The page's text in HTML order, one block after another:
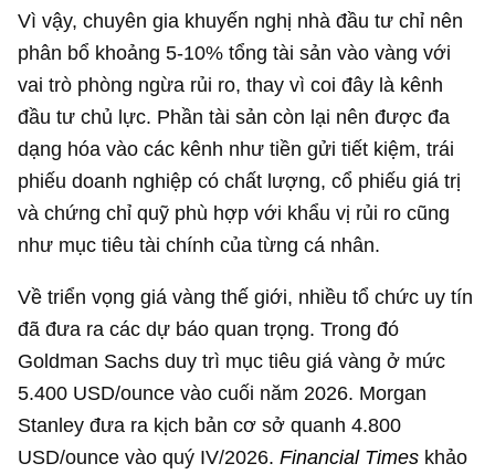
Vì vậy, chuyên gia khuyến nghị nhà đầu tư chỉ nên
phân bổ khoảng 5-10% tổng tài sản vào vàng với
vai trò phòng ngừa rủi ro, thay vì coi đây là kênh
đầu tư chủ lực. Phần tài sản còn lại nên được đa
dạng hóa vào các kênh như tiền gửi tiết kiệm, trái
phiếu doanh nghiệp có chất lượng, cổ phiếu giá trị
và chứng chỉ quỹ phù hợp với khẩu vị rủi ro cũng
như mục tiêu tài chính của từng cá nhân.
Về triển vọng giá vàng thế giới, nhiều tổ chức uy tín
đã đưa ra các dự báo quan trọng. Trong đó
Goldman Sachs duy trì mục tiêu giá vàng ở mức
5.400 USD/ounce vào cuối năm 2026. Morgan
Stanley đưa ra kịch bản cơ sở quanh4.800
USD/ounce vào quý IV/2026.Financial Times khảo